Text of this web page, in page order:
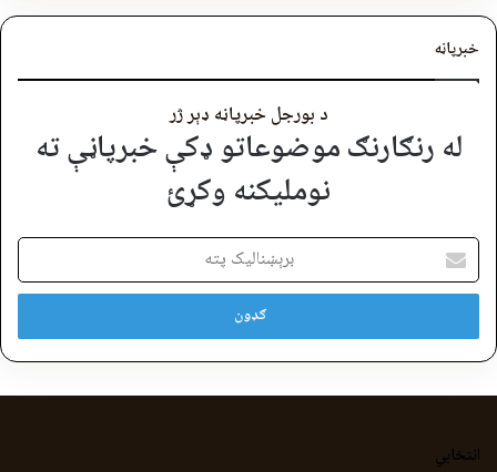
خبرپاڼه
د بورجل خبرپاڼه ډېر ژر
له رنګارنګ موضوعاتو ډکې خبرپاڼې ته
نوملیکنه وکړئ
برېښنالیک
پته
انتخابي